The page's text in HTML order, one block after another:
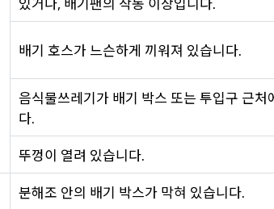
있거나, 배기팬의 작동 이상입니다.
배기 호스가 느슨하게 끼워져 있습니다.
음식물쓰레기가 배기 박스 또는 투입구 근처
다.
뚜껑이 열려 있습니다.
분해조 안의 배기 박스가 막혀 있습니다.